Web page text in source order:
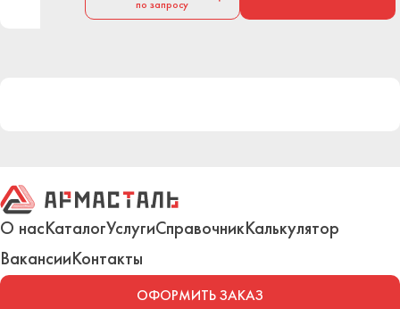
по запросу
О насКаталогУслугиСправочникКалькулятор
ВакансииКонтакты
ОФОРМИТЬ ЗАКАЗ